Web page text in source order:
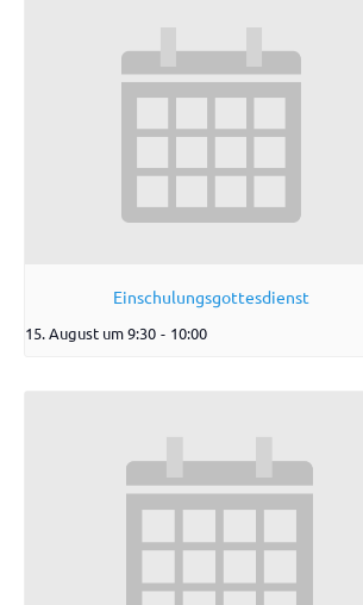
Einschulungsgottesdienst
15. August um 9:30 - 10:00